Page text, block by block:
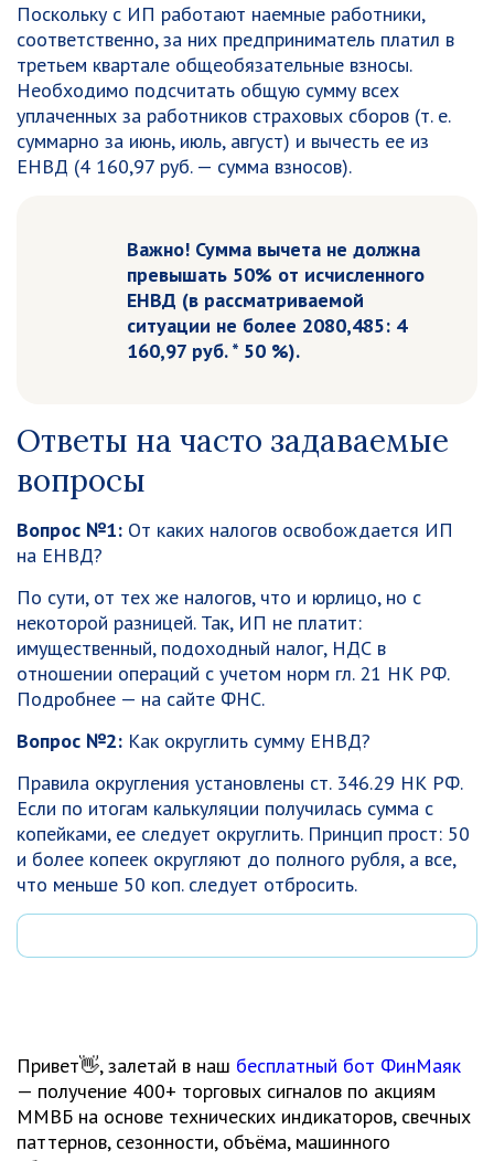
Поскольку с ИП работают наемные работники,
соответственно, за них предприниматель платил в
третьем квартале общеобязательные взносы.
Необходимо подсчитать общую сумму всех
уплаченных за работников страховых сборов (т. е.
суммарно за июнь, июль, август) и вычесть ее из
ЕНВД (4 160,97 руб. — сумма взносов).
Важно! Сумма вычета не должна
превышать 50% от исчисленного
ЕНВД (в рассматриваемой
ситуации не более 2080,485: 4
160,97 руб. * 50 %).
Ответы на часто задаваемые
вопросы
Вопрос №1: От каких налогов освобождается ИП
на ЕНВД?
По сути, от тех же налогов, что и юрлицо, но с
некоторой разницей. Так, ИП не платит:
имущественный, подоходный налог, НДС в
отношении операций с учетом норм гл. 21 НК РФ.
Подробнее — на сайте ФНС.
Вопрос №2: Как округлить сумму ЕНВД?
Правила округления установлены ст. 346.29 НК РФ.
Если по итогам калькуляции получилась сумма с
копейками, ее следует округлить. Принцип прост: 50
и более копеек округляют до полного рубля, а все,
что меньше 50 коп. следует отбросить.
Привет👋, залетай в наш бесплатный бот ФинМаяк
— получение 400+ торговых сигналов по акциям
ММВБ на основе технических индикаторов, свечных
паттернов, сезонности, объёма, машинного